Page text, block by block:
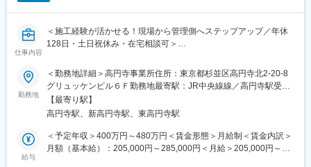
こと複数工事対応を避ける取り組みをしており残業の発生を抑制
しています）
■入社後の流れ：
先輩社員との同行、現場でのOJTを通して独り立ちまで手厚くサ
ポートいたします。各現場へ先輩同行していただき、業務を習得
いただきます。
入社後当面の期間は必ず先輩社員に質問出来る環境がありますの
で安心して学ぶことができます。
仕事内容
＜施工経験が活かせる！現場から管理側へステップアップ／年休
128日・土日祝休み・在宅相談可＞
＼おすすめポイント／
◎東証プライム上場グループの安定基盤
◎施工経験を活かして内勤中心へキャリアチェンジ可能
◎年休128日／土日祝休み／働き方改善が叶う環境
■業務内容
給湯器・ガスコンロ・浴室乾燥機・床暖房など、住宅設備機器を
取り扱う当社にて、協力施工店のマネジメント・調整業務をお任
勤務地
＜勤務地詳細＞高円寺事業所住所：東京都杉並区高円寺北2-20-8
グリュッケンビル６Ｆ勤務地最寄駅：JR中央線線／高円寺駅受動
喫煙対策：敷地内全面禁煙変更の範囲：会社の定める事業所
【最寄り駅】
高円寺駅、新高円寺駅、東高円寺駅
給与
＜予定年収＞400万円～480万円＜賃金形態＞月給制＜賃金内訳＞
月額（基本給）：205,000円～285,000円＜月給＞205,000円～